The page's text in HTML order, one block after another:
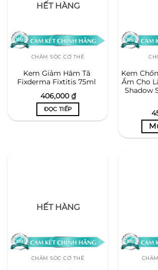
HẾT HÀNG
CHĂM SÓC CƠ THỂ
Kem Giảm Hăm Tã
Fixderma Fixtitis 75ml
406,000 ₫
ĐỌC TIẾP
Kem
Ẩm Cho
Shadow
HẾT HÀNG
CHĂM SÓC CƠ THỂ